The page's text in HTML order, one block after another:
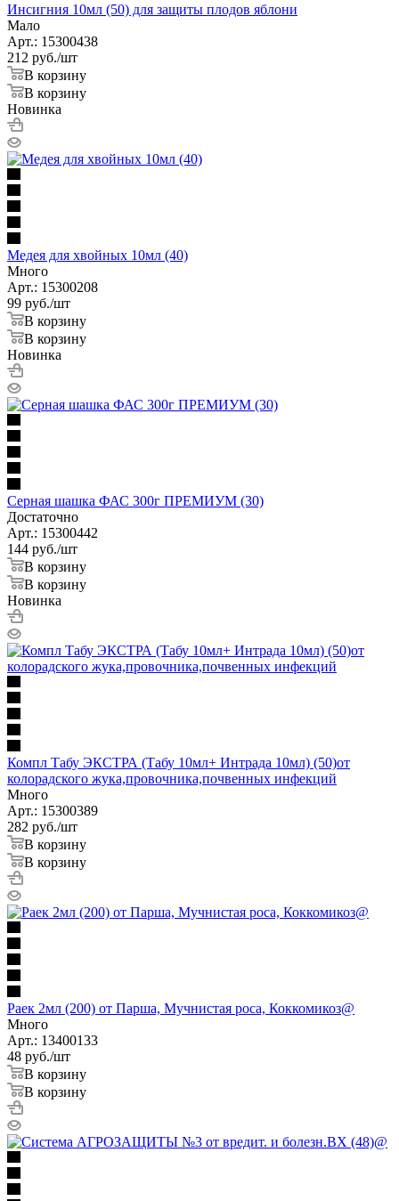
Инсигния 10мл (50) для защиты плодов яблони
Мало
Арт.: 15300438
212 руб./шт
В корзину
В корзину
Новинка
Медея для хвойных 10мл (40)
Много
Арт.: 15300208
99 руб./шт
В корзину
В корзину
Новинка
Серная шашка ФАС 300г ПРЕМИУМ (30)
Достаточно
Арт.: 15300442
144 руб./шт
В корзину
В корзину
Новинка
Компл Табу ЭКСТРА (Табу 10мл+ Интрада 10мл) (50)от
колорадского жука,провочника,почвенных инфекций
Много
Арт.: 15300389
282 руб./шт
В корзину
В корзину
Раек 2мл (200) от Парша, Мучнистая роса, Коккомикоз@
Много
Арт.: 13400133
48 руб./шт
В корзину
В корзину